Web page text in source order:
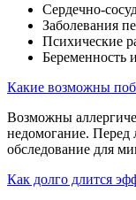
Сердечно-
Заболевания
Психические
Беременность
Какие возможны
Возможны
недомогание. Перед
обследование для
Как долго длится